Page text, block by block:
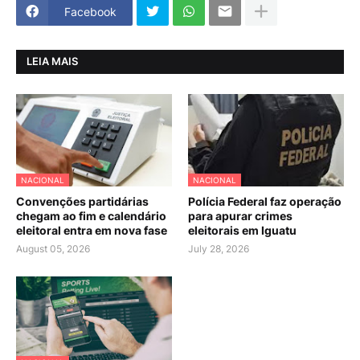
Facebook
LEIA MAIS
NACIONAL
Convenções partidárias
chegam ao fim e calendário
eleitoral entra em nova fase
August 05, 2026
NACIONAL
Polícia Federal faz operação
para apurar crimes
eleitorais em Iguatu
July 28, 2026